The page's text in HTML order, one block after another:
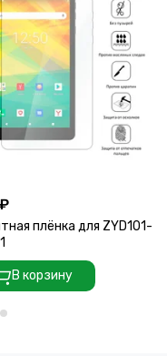
плёнка для ZYD101-
В корзину